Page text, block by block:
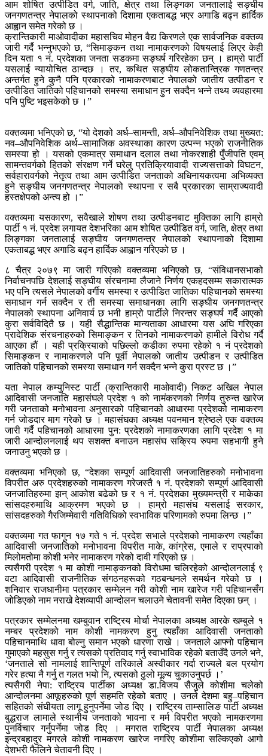
आम शोषित उत्पीडित वर्ग, जाति, क्षेत्र तथा लिङ्गका जनतालाई सङ्घीय
जनगणतन्त्र नेपालको स्थापनाको दिशामा एकताबद्ध भएर अगाडि बढ्न हार्दिक
आह्वान समेत गरेको छ ।
क्रान्तिकारी माओवादीका महासचिव मोहन वैद्य किरणले एक सार्वजनिक वक्तव्य
जारी गर्दै भन्नुभएको छ, “सिमाङ्कन तथा नामाकरणको विषयलाई लिएर केही
दिन यता १ नं. प्रदेशका जनता सडकमा सङ्घर्ष गरिरहेका छन् । हाम्रो पार्टी
यसलाई न्यायोचित ठान्दछ । तर, कथित सङ्घीय लोकतान्त्रिक गणतन्त्र
अन्तर्गत हुने कुनै पनि प्रकारको नामाकरणबाट नेपालको जातीय उत्पीडन र
उत्पीडित जातिको पहिचानको समस्या समाधान हुन सक्दैन भन्ने तथ्य व्यवहारमा
पनि पुष्टि भइसकेको छ ।”
वक्तव्यमा भनिएको छ, “यो देशको अर्ध–सामन्ती, अर्ध–औपनिवेशिक तथा मुख्यत:
नव–औपनिवेशिक अर्थ–सामाजिक अवस्थाका कारण उत्पन्न भएको राजनीतिक
समस्या हो । यसको एकमात्र समाधान दलाल तथा नोकरशाही पुँजीपति एवम्
सामन्तवर्गको हितको संरक्षण गर्ने घरेलु प्रतिक्रियावादी राज्यसत्ताको विघटन,
सर्वहारावर्गको नेतृत्व तथा आम उत्पीडित जनताको अधिनायकत्वमा अभिव्यक्त
हुने सङ्घीय जनगणतन्त्र नेपालको स्थापना र सबै प्रकारका साम्राज्यवादी
हस्तक्षेपको अन्त्य हो ।”
वक्तव्यमा यसकारण, सवैखाले शोषण तथा उत्पीडनबाट मुक्तिका लागि हाम्रो
पार्टी १ नं. प्रदेश लगायत देशभरिका आम शोषित उत्पीडित वर्ग, जाति, क्षेत्र तथा
लिङ्गका जनतालाई सङ्घीय जनगणतन्त्र नेपालको स्थापनाको दिशामा
एकताबद्ध भएर अगाडि बढ्न हार्दिक आह्वान गरिएको छ ।
८ चैत्र २०७९ मा जारी गरिएको वक्तव्यमा भनिएको छ, “संविधानसभाको
निर्वाचनपछि देशलाई सङ्घीय संरचनामा लैजाने निर्णय एकहदसम्म सकारात्मक
भए पनि त्यसले नेपालको वर्गीय समस्या र उत्पीडित जातिका पहिचानको समस्या
समाधान गर्न सक्दैन र ती समस्या समाधानका लागि सङ्घीय जनगणतन्त्र
नेपालको स्थापना अनिवार्य छ भनी हाम्रो पार्टीले निरन्तर सङ्घर्ष गर्दै आएको
कुरा सर्वविदितै छ । यही सैद्धान्तिक मान्यताका आधारमा यस अघि गरिएका
प्रादेशिक संरचनाहरुको सिमाङ्कन र तिनको नामाकरणको हामीले विरोध गर्दै
आएका हौं । यही प्रक्रियाको पछिल्लो कडीका रुपमा रहेको १ नं प्रदेशको
सिमाङ्कन र नामाकरणले पनि पूर्वी नेपालको जातीय उत्पीडन र उत्पीडित
जातिको पहिचानको समस्या समाधान गर्न सक्दैन भन्ने कुरा प्रस्ट छ ।”
यता नेपाल कम्युनिस्ट पार्टी (क्रान्तिकारी माओवादी) निकट अखिल नेपाल
आदिवासी जनजाति महासंघले प्रदेश १ को नामंकरणको निर्णय तुरुन्त खारेज
गरी जनताको मनोभावना अनुसारको पहिचानको आधारमा प्रदेशको नामाकरण
गर्न जोडदार माग गरेको छ । महासंघका अध्यक्ष पवनमान श्रेष्ठले एक वक्तव्य
जारी गर्दै पहिचानको आधारमा पुन: प्रदेशको नामाकरणका लागि प्रदेश १ मा
जारी आन्दोलनलाई थप सशक्त बनाउन महासंघ सक्रिय रुपमा सहभागी हुने
जनाउनु भएको छ ।
वक्तव्यमा भनिएको छ, “देशका सम्पूर्ण आदिवासी जनजातिहरुको मनोभावना
विपरीत अरु प्रदेशहरुको नामाकरण गरेजस्तै १ नं. प्रदेशको सम्पूर्ण आदिवासी
जनजातिहरुमा झन् आकोश बढेको छ र १ नं. प्रदेशका मुख्यमन्त्री र माकेका
सांसदहरुमाथि आक्रमण भएको छ । हाम्रो महासंघ यसलाई सरकार,
सांसदहरुको गैरजिम्मेवारी गतिविधिको स्वभाविक परिणामको रुपमा लिन्छ ।”
वक्तव्यमा गत फागुन १७ गते १ नं. प्रदेश सभाले प्रदेशको नामाकरण त्यहाँका
आदिवासी जनजातिको मनोभावना विपरीत माके, कांग्रेस, एमाले र राप्रपाको
मिलोमतोमा कोशी भनेर नामाकरण गरेको दावी गरिएको छ ।
त्यसैगरी प्रदेश १ मा कोशी नामाङ्कनको विरोधमा चलिरहेको आन्दोलनलाई ९
वटा आदिवासी राजनीतिक संगठनहरूको गठबन्धनले समर्थन गरेको छ ।
शनिवार राजधानीमा पत्रकार सम्मेलन गरी कोशी नाम खारेज गरी पहिचानसँग
जोडिएको नाम नराखे देशव्यापी आन्दोलन चलाउने चेतावनी समेत दिएका छन् ।
पत्रकार सम्मेलनमा खम्बुवान राष्ट्रिय मोर्चा नेपालका अध्यक्ष आरके खम्बुले १
नम्बर प्रदेशको नाम कोशी नामकरण हुनु त्यहाँका आदिवासी जनताको
पहिचानमाथि धावा बोल्नु समान भएको धारणा राखे । जनताले आफ्नो पहिचान
गुमाएको महसुस गर्नु र त्यसको प्रतिवाद गर्नु स्वाभाविक रहेको बताउँदै उनले भने,
‘जनताले सो नामलाई शान्तिपूर्ण तरिकाले अस्वीकार गर्दा राज्यले बल प्रयोग
गरेर हत्या नै गर्नु त गलत भयो नि, त्यसको ठुलो मूल्य चुकाउनुपर्छ ।’
त्यसैगरी नेपा: राष्ट्रिय पार्टीका अध्यक्ष डा.विजय सैजुले कोशीमा चलेको
आन्दोलनमा आफूहरुको पूर्ण सहमति रहेको बताए । उनले देशमा बहु–पहिचान
सहितको संघीयता लागू हुनुपर्नेमा जोड दिए । राष्ट्रिय ताम्सालिङ पार्टी अध्यक्ष
बुद्धराज लामाले स्थानीय जनताको भावना र मर्म विपरीत भएको नामकरणमा
पुनर्विचार गर्नुपर्नेमा जोड दिए । मगरात राष्ट्रिय पार्टी नेपालका अध्यक्ष
इन्द्रबहादुर मगरले कोशी नामकरण खारेज नगरिए कोशीमा सल्किएको आगो
देशभरी फैलिने चेतावनी दिए ।